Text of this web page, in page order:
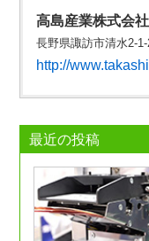
高島産業株式会社
長野県諏訪市清水2-
http://
最近の投稿